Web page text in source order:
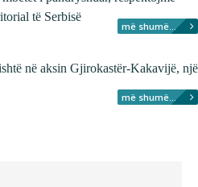
të Serbisë
më shumë...
në aksin Gjirokastër-Kakavijë, një
më shumë...